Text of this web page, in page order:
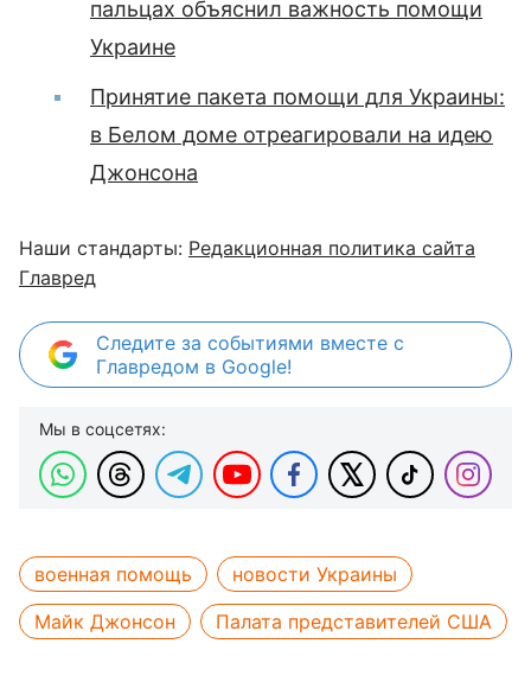
пальцах объяснил важность помощи
Украине
Принятие пакета помощи для Украины:
в Белом доме отреагировали на идею
Джонсона
Наши стандарты: Редакционная политика сайта
Главред
Следите за событиями вместе с
Главредом в Google!
Мы в соцсетях:
военная помощь
новости Украины
Майк Джонсон
Палата представителей США